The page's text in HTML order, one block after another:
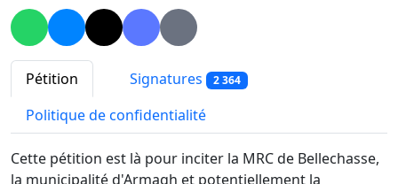
Pétition Signatures 2 364
Politique de confidentialité
Cette pétition est là pour inciter la MRC de Bellechasse,
la municipalité d'Armagh et potentiellement la